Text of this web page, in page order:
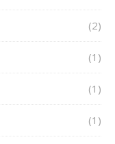
(2)
(1)
(1)
(1)